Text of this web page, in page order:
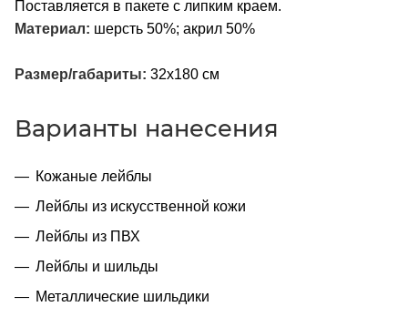
Поставляется в пакете с липким краем.
Материал: шерсть 50%; акрил 50%
Размер/габариты: 32x180 см
Варианты нанесения
Кожаные лейблы
Лейблы из искусственной кожи
Лейблы из ПВХ
Лейблы и шильды
Металлические шильдики